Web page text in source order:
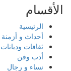
الأقسام
الرئيسية
أحداث و أزمنة
ثقافات وديانات
أدب وفن
نساء و رجال